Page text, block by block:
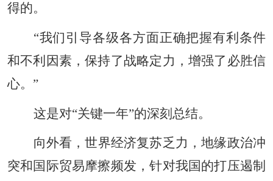
得的。
“我们引导各级各方面正确把握有利条件
和不利因素，保持了战略定力，增强了必胜信
心。”
这是对“关键一年”的深刻总结。
向外看，世界经济复苏乏力，地缘政治冲
突和国际贸易摩擦频发，针对我国的打压遏制